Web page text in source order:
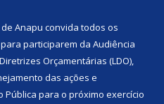
Anapu convida todos os
participarem da Audiência
Orçamentárias (LDO),
das ações e
para o próximo exercício